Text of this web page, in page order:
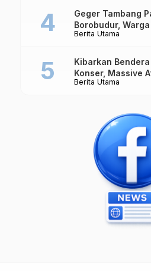
Berita Utama
Geger Tambang
Borobudur,
Alat Berat dan Usir
Berita Utama
Kibarkan
Konser, Massive
Masuk Singapura